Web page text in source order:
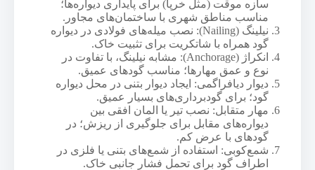
سازه موقت (مثل خرپا) برای پایداری دیواره‌ها؛
مناسب مناطق شهری با ساختمان‌های مجاور.
نیلینگ (Nailing): نصب میله‌های فولادی در دیواره
گود همراه با شاتکریت برای تثبیت خاک.
انکراژ (Anchorage): مشابه نیلینگ، با تفاوت در
نوع و عمق مهارها؛ مناسب گودهای عمیق.
دیوار دیافراگمی: ایجاد دیوار بتنی در محل دیواره
گود؛ برای گودبرداری‌های بسیار عمیق.
مهار متقابل: نصب تیر یا المان افقی بین
دیواره‌های مقابل برای جلوگیری از ریزش؛ در
گودهای با عرض کم.
شمع‌کوبی: استفاده از شمع‌های بتنی یا فلزی در
اطراف گود برای تحمل فشار جانبی خاک.